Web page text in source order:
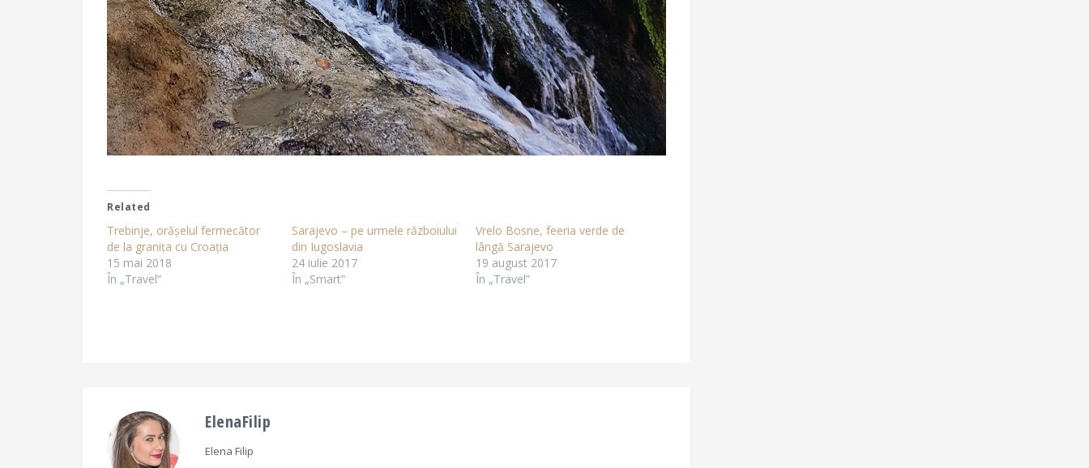
Related
Trebinje, orășelul fermecător
de la granița cu Croația
15 mai 2018
În „Travel”
Sarajevo – pe urmele războiului
din Iugoslavia
24 iulie 2017
În „Smart”
Vrelo Bosne, feeria verde de
lângă Sarajevo
19 august 2017
În „Travel”
ElenaFilip
Elena Filip